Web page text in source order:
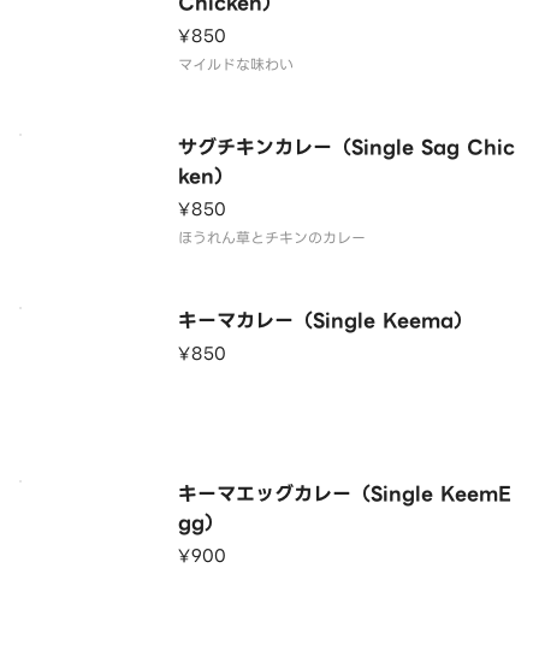
¥850
マイルドな味わい
サグチキンカレー（Single Sag Chic
ken）
¥850
ほうれん草とチキンのカレー
キーマカレー（Single Keema）
¥850
キーマエッグカレー（Single KeemE
gg）
¥900